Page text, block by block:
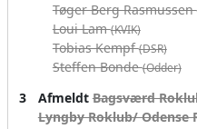
Tøger Berg Rasmussen
Loui Lam(KVIK)
Tobias Kempf(DSR)
Steffen Bonde(Odder)
3 AfmeldtBagsværd
Lyngby Roklub/ Odense